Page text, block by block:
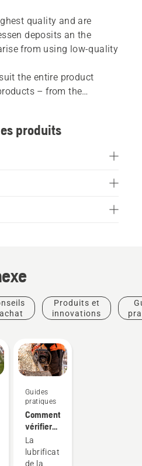
quality and are
deposits an the
from using low-quality
the entire product
– from the
or cold conditions.
produits
Produits et
innovations
Guides
pratiques
Comment
vérifier
que la
lubrification
de la
La
lubrification
de la